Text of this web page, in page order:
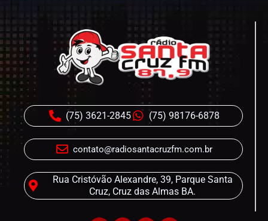
(75) 3621-2845 (75) 98176-6878
contato@radiosantacruzfm.com.br
Rua Cristóvão Alexandre, 39, Parque Santa
Cruz, Cruz das Almas BA.